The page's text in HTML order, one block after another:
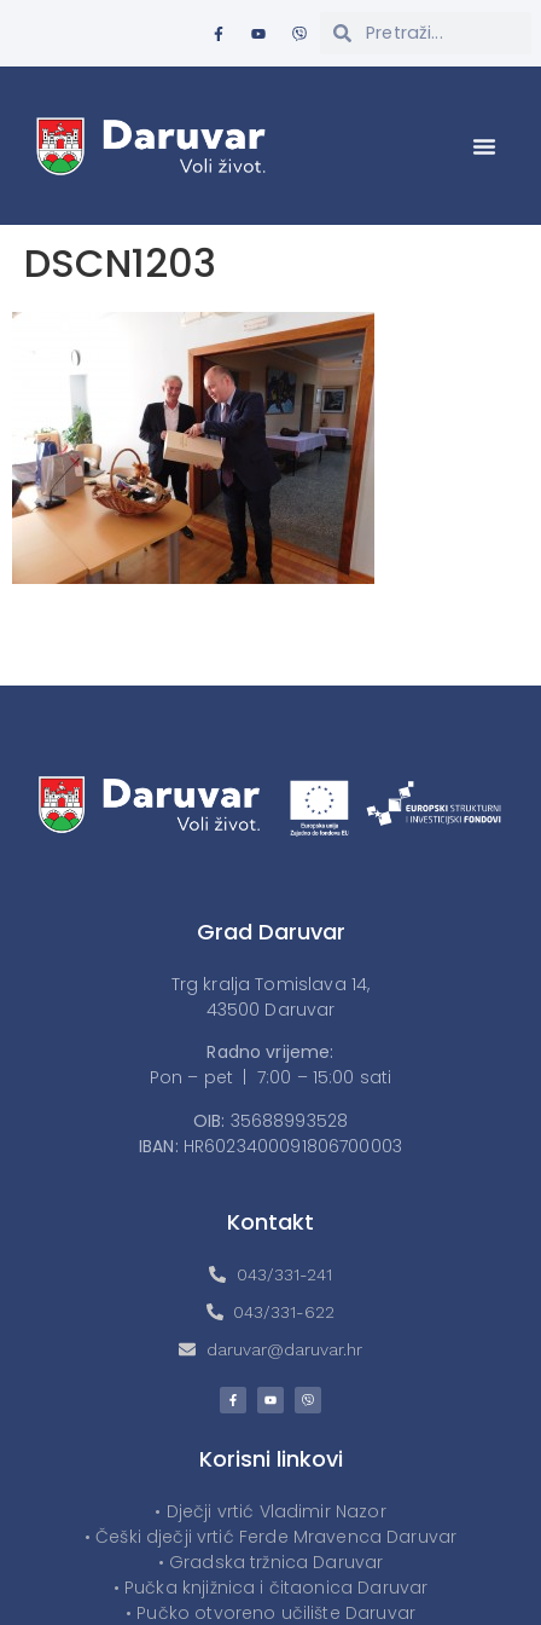
DSCN1203
Grad Daruvar
Trg kralja Tomislava 14,
43500 Daruvar
Radno vrijeme:
Pon – pet | 7:00 – 15:00 sati
OIB: 35688993528
IBAN: HR6023400091806700003
Kontakt
043/331-241
043/331-622
daruvar@daruvar.hr
Korisni linkovi
• Dječji vrtić Vladimir Nazor
• Češki dječji vrtić Ferde Mravenca Daruvar
• Gradska tržnica Daruvar
• Pučka knjižnica i čitaonica Daruvar
• Pučko otvoreno učilište Daruvar